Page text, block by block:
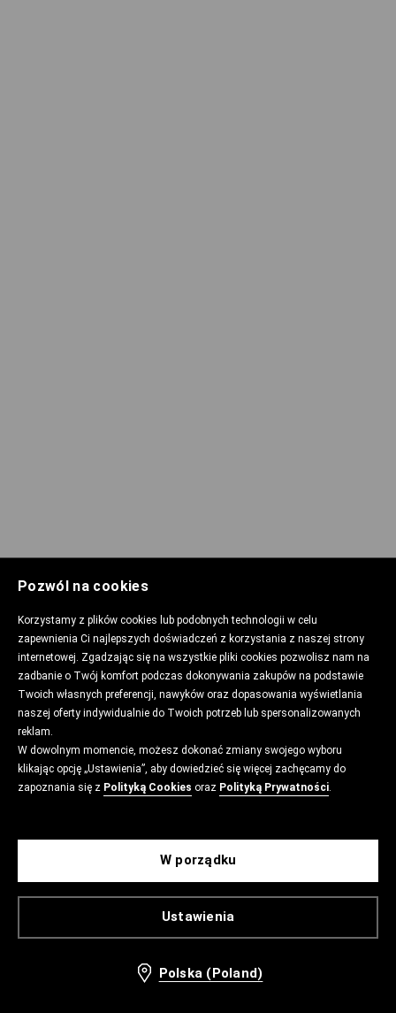
Pozwól na cookies
Korzystamy z plików cookies lub podobnych technologii w celu
zapewnienia Ci najlepszych doświadczeń z korzystania z naszej strony
internetowej. Zgadzając się na wszystkie pliki cookies pozwolisz nam na
zadbanie o Twój komfort podczas dokonywania zakupów na podstawie
Twoich własnych preferencji, nawyków oraz dopasowania wyświetlania
naszej oferty indywidualnie do Twoich potrzeb lub spersonalizowanych
reklam.
W dowolnym momencie, możesz dokonać zmiany swojego wyboru
klikając opcję „Ustawienia”, aby dowiedzieć się więcej zachęcamy do
zapoznania się z Polityką Cookies oraz Polityką Prywatności.
Ustawienia
W porządku
Polska (Poland)